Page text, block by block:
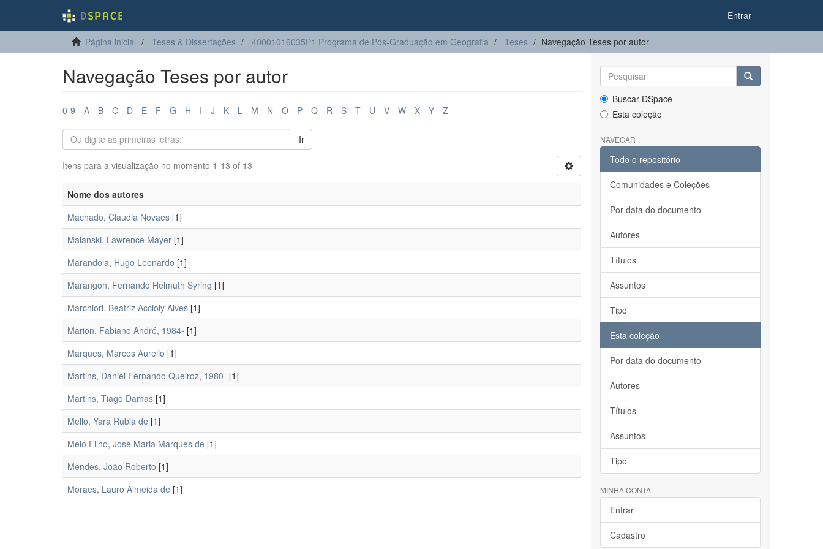
Entrar
Página inicial Teses & Dissertações 40001016035P1 Programa de Pós-Graduação em Geografia Teses Navegação Teses por autor
Navegação Teses por autor
0-9 A B C D E F G H I J K L M N O P Q R S T U V W X Y Z
Ir
Itens para a visualização no momento 1-13 of 13
Nome dos autores
Machado, Claudia Novaes [1]
Malanski, Lawrence Mayer [1]
Marandola, Hugo Leonardo [1]
Marangon, Fernando Helmuth Syring [1]
Marchiori, Beatriz Accioly Alves [1]
Marion, Fabiano André, 1984- [1]
Marques, Marcos Aurelio [1]
Martins, Daniel Fernando Queiroz, 1980- [1]
Martins, Tiago Damas [1]
Mello, Yara Rúbia de [1]
Melo Filho, José Maria Marques de [1]
Mendes, João Roberto [1]
Moraes, Lauro Almeida de [1]
Buscar DSpace
Esta coleção
NAVEGAR
Todo o repositório
Comunidades e Coleções
Por data do documento
Autores
Títulos
Assuntos
Tipo
Esta coleção
Por data do documento
Autores
Títulos
Assuntos
Tipo
MINHA CONTA
Entrar
Cadastro